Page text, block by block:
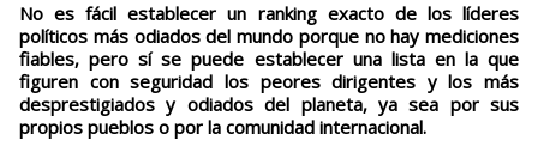
No es fácil establecer un ranking exacto de los líderes
políticos más odiados del mundo porque no hay mediciones
fiables, pero sí se puede establecer una lista en la que
figuren con seguridad los peores dirigentes y los más
desprestigiados y odiados del planeta, ya sea por sus
propios pueblos o por la comunidad internacional.